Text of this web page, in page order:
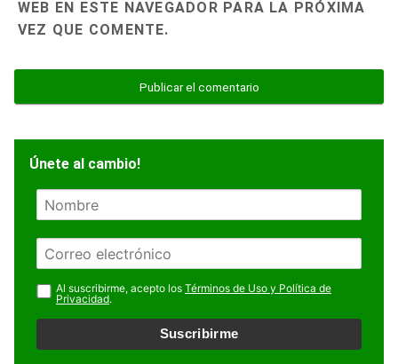
WEB EN ESTE NAVEGADOR PARA LA PRÓXIMA
VEZ QUE COMENTE.
Únete al cambio!
N
m
r
e
E
m
a
i
l
Al suscribirme, acepto los Términos de Uso y Política de
Privacidad.
Suscribirme